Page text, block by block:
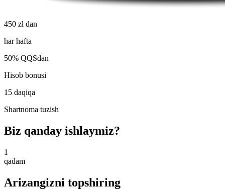
450 zł dan
har hafta
50% QQSdan
Hisob bonusi
15 daqiqa
Shartnoma tuzish
Biz qanday ishlaymiz?
1
qadam
Arizangizni topshiring